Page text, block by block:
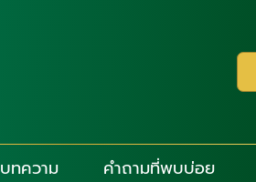
บทความ คำถามที่พบบ่อย